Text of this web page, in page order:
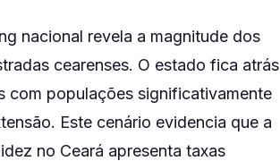
nacional revela a magnitude dos
cearenses. O estado fica atrás
com populações significativamente
Este cenário evidencia que a
no Ceará apresenta taxas